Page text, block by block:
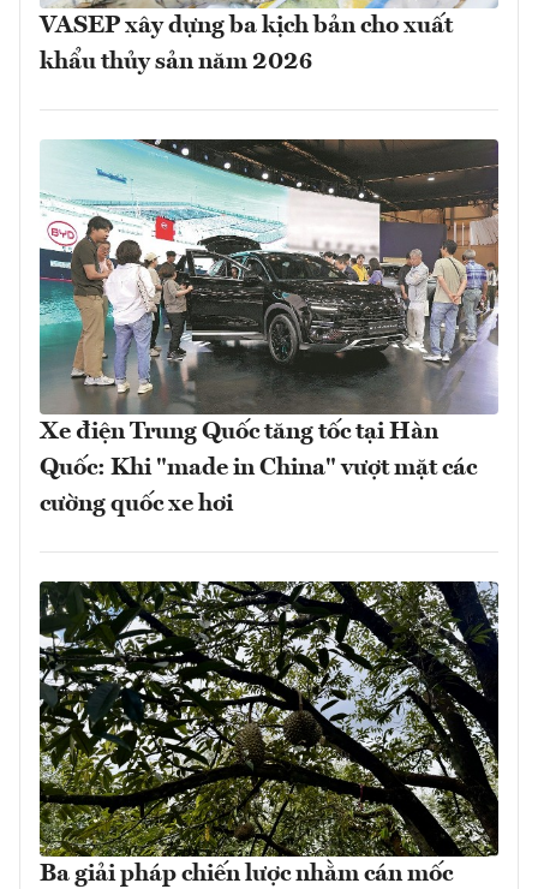
VASEP xây dựng ba kịch bản cho xuất
khẩu thủy sản năm 2026
Xe điện Trung Quốc tăng tốc tại Hàn
Quốc: Khi "made in China" vượt mặt các
cường quốc xe hơi
Ba giải pháp chiến lược nhằm cán mốc